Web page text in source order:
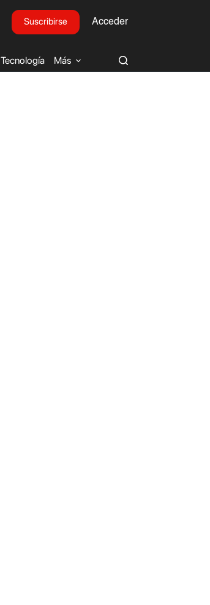
Suscribirse Acceder
Tecnología Más